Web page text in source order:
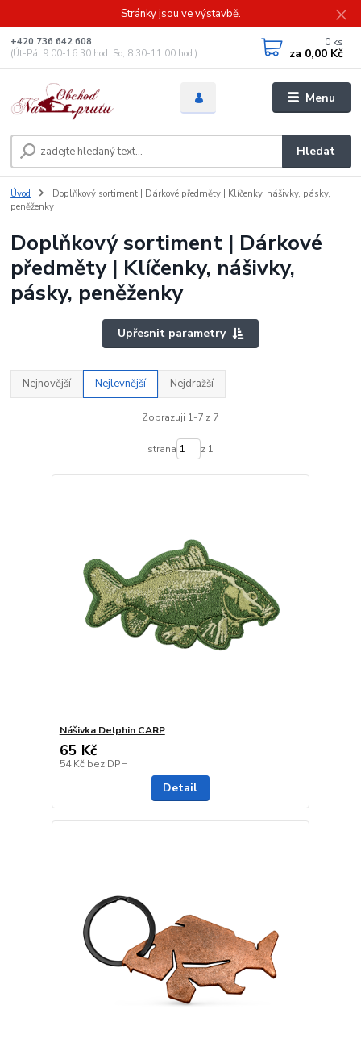
Stránky jsou ve výstavbě.
Menu
Hledat
+420 736 642 608
(Út-Pá, 9:00-16.30 hod. So, 8.30-11:00 hod.)
0 ks
za 0,00 Kč
Úvod
Doplňkový sortiment | Dárkové předměty | Klíčenky, nášivky, pásky,
peněženky
Doplňkový sortiment | Dárkové
předměty | Klíčenky, nášivky,
pásky, peněženky
Upřesnit parametry
Nejnovější Nejlevnější Nejdražší
Zobrazuji 1-7 z 7
strana z 1
Nášivka Delphin CARP
65 Kč
54 Kč bez DPH
Detail